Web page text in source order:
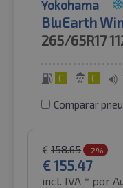
Yokohama
BluEarth
265/65R17
C C
Comparar
€ 158.65 -2%
€155.47
incl. IVA * por